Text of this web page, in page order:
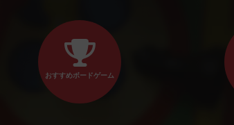
おすすめボードゲーム